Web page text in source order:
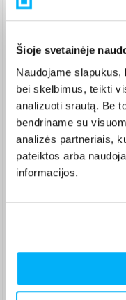
Šioje svetainėje
Naudojame
bei skelbimus, teikti
analizuoti srautą. Be
bendriname su
analizės partneriais,
pateiktos arba
informacijos.
Venipak
Rugpjūtis 14d. -
Venipak kurjeris
Rugpjūtis 17d. -
Omniva
Pristato ir šeštadienį
Rugpjūtis 14d. -
Smartposti
Pristato ir šeštadienį
DPD kurjeris (
Pristato ir šeštadienį
Rugpjūtis 14d. -
Atsiėmimas